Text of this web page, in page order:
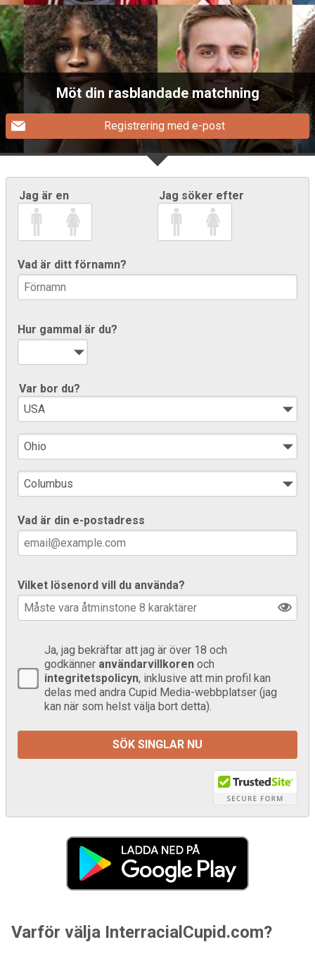
Möt din rasblandade matchning
Registrering med e-post
Jag är en Jag söker efter
Vad är ditt förnamn?
Hur gammal är du?
Var bor du?
Vad är din e-postadress
Vilket lösenord vill du använda?
Ja, jag bekräftar att jag är över 18 och
godkänner användarvillkoren och
integritetspolicyn, inklusive att min profil kan
delas med andra Cupid Media-webbplatser (jag
kan när som helst välja bort detta).
Varför välja InterracialCupid.com?